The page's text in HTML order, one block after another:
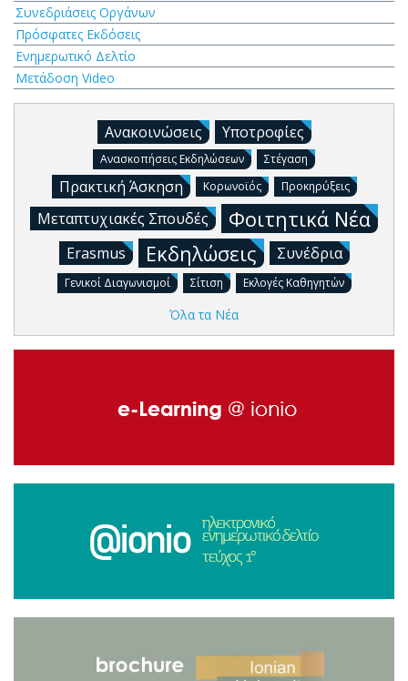
Συνεδριάσεις Οργάνων
Πρόσφατες Εκδόσεις
Ενημερωτικό Δελτίο
Μετάδοση Video
Ανακοινώσεις Υποτροφίες
Ανασκοπήσεις Εκδηλώσεων Στέγαση
Πρακτική Άσκηση Κορωνοϊός Προκηρύξεις
Μεταπτυχιακές Σπουδές Φοιτητικά Νέα
Erasmus Εκδηλώσεις Συνέδρια
Γενικοί Διαγωνισμοί Σίτιση Εκλογές Καθηγητών
Όλα τα Νέα